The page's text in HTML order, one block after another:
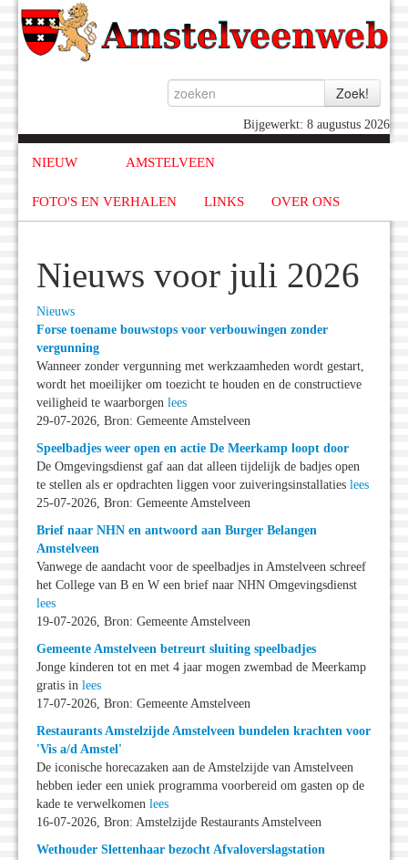
Bijgewerkt: 8 augustus 2026
NIEUW AMSTELVEEN
FOTO'S EN VERHALEN LINKS OVER ONS
Nieuws voor juli 2026
Nieuws
Forse toename bouwstops voor verbouwingen zonder
vergunning
Wanneer zonder vergunning met werkzaamheden wordt gestart,
wordt het moeilijker om toezicht te houden en de constructieve
veiligheid te waarborgen lees
29-07-2026, Bron: Gemeente Amstelveen
Speelbadjes weer open en actie De Meerkamp loopt door
De Omgevingsdienst gaf aan dat alleen tijdelijk de badjes open
te stellen als er opdrachten liggen voor zuiveringsinstallaties lees
25-07-2026, Bron: Gemeente Amstelveen
Brief naar NHN en antwoord aan Burger Belangen
Amstelveen
Vanwege de aandacht voor de speelbadjes in Amstelveen schreef
het College van B en W een brief naar NHN Omgevingsdienst
lees
19-07-2026, Bron: Gemeente Amstelveen
Gemeente Amstelveen betreurt sluiting speelbadjes
Jonge kinderen tot en met 4 jaar mogen zwembad de Meerkamp
gratis in lees
17-07-2026, Bron: Gemeente Amstelveen
Restaurants Amstelzijde Amstelveen bundelen krachten voor
'Vis a/d Amstel'
De iconische horecazaken aan de Amstelzijde van Amstelveen
hebben ieder een uniek programma voorbereid om gasten op de
kade te verwelkomen lees
16-07-2026, Bron: Amstelzijde Restaurants Amstelveen
Wethouder Slettenhaar bezocht Afvaloverslagstation